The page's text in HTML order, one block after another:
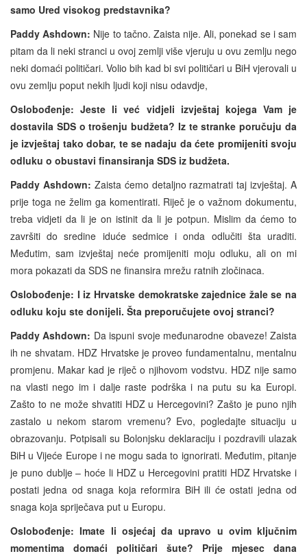
samo Ured visokog predstavnika?
Paddy Ashdown: Nije to tačno. Zaista nije. Ali, ponekad se i sam
pitam da li neki stranci u ovoj zemlji više vjeruju u ovu zemlju nego
neki domaći političari. Volio bih kad bi svi političari u BiH vjerovali u
ovu zemlju poput nekih ljudi koji nisu odavdje,
Oslobođenje: Jeste li već vidjeli izvještaj kojega Vam je
dostavila SDS o trošenju budžeta? Iz te stranke poručuju da
je izvještaj tako dobar, te se nadaju da ćete promijeniti svoju
odluku o obustavi finansiranja SDS iz budžeta.
Paddy Ashdown: Zaista ćemo detaljno razmatrati taj izvještaj. A
prije toga ne želim ga komentirati. Riječ je o važnom dokumentu,
treba vidjeti da li je on istinit da li je potpun. Mislim da ćemo to
završiti do sredine iduće sedmice i onda odlučiti šta uraditi.
Međutim, sam izvještaj neće promijeniti moju odluku, ali on mi
mora pokazati da SDS ne finansira mrežu ratnih zločinaca.
Oslobođenje: I iz Hrvatske demokratske zajednice žale se na
odluku koju ste donijeli. Šta preporučujete ovoj stranci?
Paddy Ashdown: Da ispuni svoje međunarodne obaveze! Zaista
ih ne shvatam. HDZ Hrvatske je proveo fundamentalnu, mentalnu
promjenu. Makar kad je riječ o njihovom vodstvu. HDZ nije samo
na vlasti nego im i dalje raste podrška i na putu su ka Europi.
Zašto to ne može shvatiti HDZ u Hercegovini? Zašto je puno njih
zastalo u nekom starom vremenu? Evo, pogledajte situaciju u
obrazovanju. Potpisali su Bolonjsku deklaraciju i pozdravili ulazak
BiH u Vijeće Europe i ne mogu sada to ignorirati. Međutim, pitanje
je puno dublje – hoće li HDZ u Hercegovini pratiti HDZ Hrvatske i
postati jedna od snaga koja reformira BiH ili će ostati jedna od
snaga koja spriječava put u Europu.
Oslobođenje: Imate li osjećaj da upravo u ovim ključnim
momentima domaći političari šute? Prije mjesec dana